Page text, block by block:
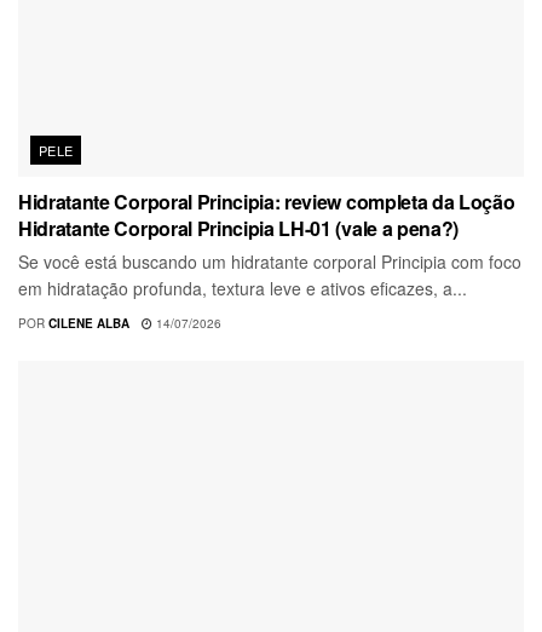
PELE
Hidratante Corporal Principia: review completa da Loção
Hidratante Corporal Principia LH-01 (vale a pena?)
Se você está buscando um hidratante corporal Principia com foco
em hidratação profunda, textura leve e ativos eficazes, a...
POR CILENE ALBA 14/07/2026